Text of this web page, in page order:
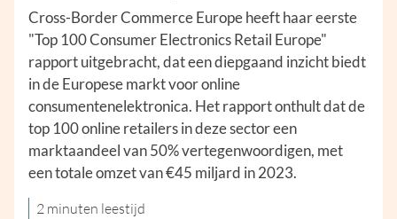
Cross-Border Commerce Europe heeft haar eerste
"Top 100 Consumer Electronics Retail Europe"
rapport uitgebracht, dat een diepgaand inzicht biedt
in de Europese markt voor online
consumentenelektronica. Het rapport onthult dat de
top 100 online retailers in deze sector een
marktaandeel van 50% vertegenwoordigen, met
een totale omzet van €45 miljard in 2023.
2 minuten leestijd